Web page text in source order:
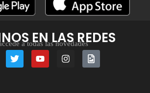
EN LAS REDES
a todas las novedades